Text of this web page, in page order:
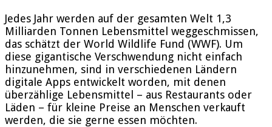
Jedes Jahr werden auf der gesamten Welt 1,3
Milliarden Tonnen Lebensmittel weggeschmissen,
das schätzt der World Wildlife Fund (WWF). Um
diese gigantische Verschwendung nicht einfach
hinzunehmen, sind in verschiedenen Ländern
digitale Apps entwickelt worden, mit denen
überzählige Lebensmittel – aus Restaurants oder
Läden – für kleine Preise an Menschen verkauft
werden, die sie gerne essen möchten.